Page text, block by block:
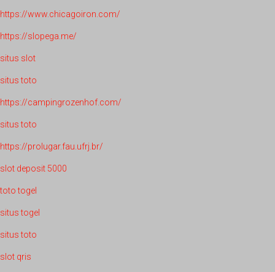
https://www.chicagoiron.com/
https://slopega.me/
situs slot
situs toto
https://campingrozenhof.com/
situs toto
https://prolugar.fau.ufrj.br/
slot deposit 5000
toto togel
situs togel
situs toto
slot qris